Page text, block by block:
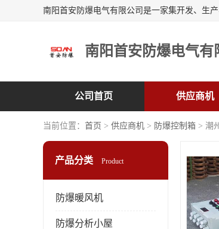
南阳首安防爆电气有
公司首页 供应商机
当前位置： 首页 > 供应商机 > 防爆控制箱 > 潮
产品分类 Product
防爆暖风机
防爆分析小屋